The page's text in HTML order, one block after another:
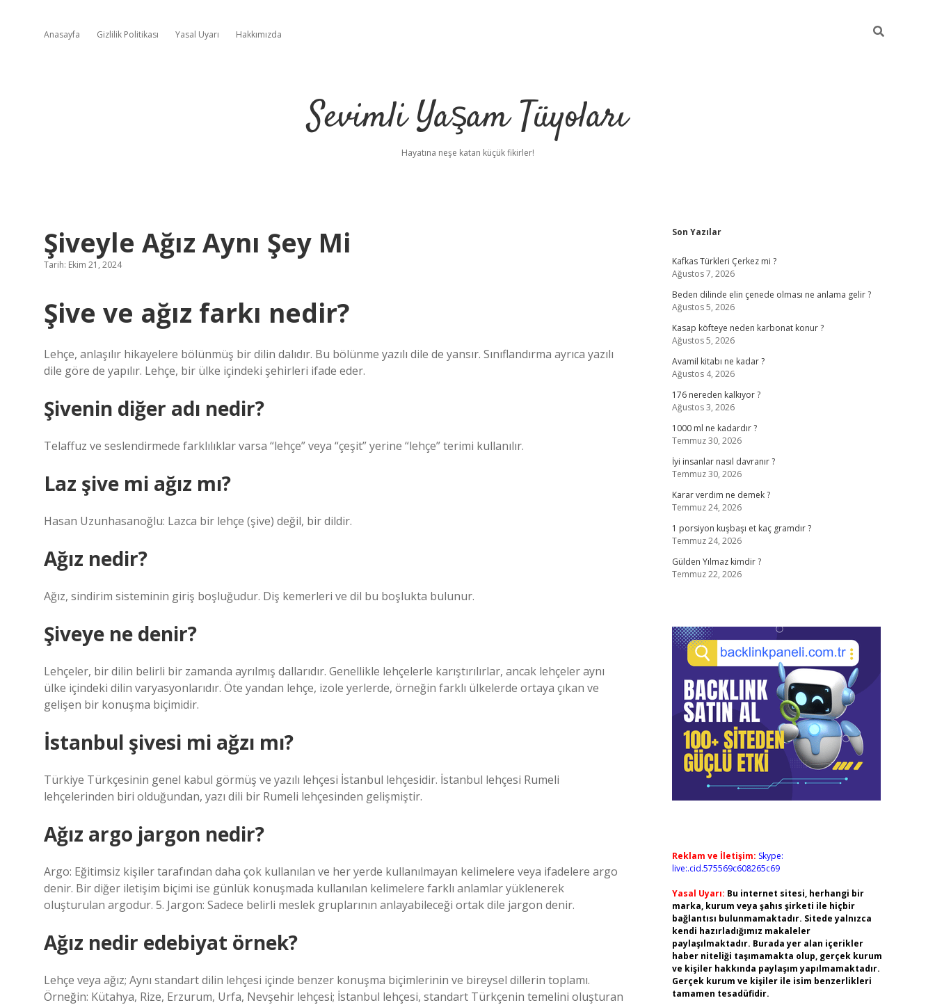
Anasayfa Gizlilik Politikası Yasal Uyarı Hakkımızda
Sevimli Yaşam Tüyoları
Hayatına neşe katan küçük fikirler!
Şiveyle Ağız Aynı Şey Mi
Tarih: Ekim 21, 2024
Şive ve ağız farkı nedir?
Lehçe, anlaşılır hikayelere bölünmüş bir dilin dalıdır. Bu bölünme yazılı dile de yansır. Sınıflandırma ayrıca yazılı
dile göre de yapılır. Lehçe, bir ülke içindeki şehirleri ifade eder.
Şivenin diğer adı nedir?
Telaffuz ve seslendirmede farklılıklar varsa “lehçe” veya “çeşit” yerine “lehçe” terimi kullanılır.
Laz şive mi ağız mı?
Hasan Uzunhasanoğlu: Lazca bir lehçe (şive) değil, bir dildir.
Ağız nedir?
Ağız, sindirim sisteminin giriş boşluğudur. Diş kemerleri ve dil bu boşlukta bulunur.
Şiveye ne denir?
Lehçeler, bir dilin belirli bir zamanda ayrılmış dallarıdır. Genellikle lehçelerle karıştırılırlar, ancak lehçeler aynı
ülke içindeki dilin varyasyonlarıdır. Öte yandan lehçe, izole yerlerde, örneğin farklı ülkelerde ortaya çıkan ve
gelişen bir konuşma biçimidir.
İstanbul şivesi mi ağzı mı?
Türkiye Türkçesinin genel kabul görmüş ve yazılı lehçesi İstanbul lehçesidir. İstanbul lehçesi Rumeli
lehçelerinden biri olduğundan, yazı dili bir Rumeli lehçesinden gelişmiştir.
Ağız argo jargon nedir?
Argo: Eğitimsiz kişiler tarafından daha çok kullanılan ve her yerde kullanılmayan kelimelere veya ifadelere argo
denir. Bir diğer iletişim biçimi ise günlük konuşmada kullanılan kelimelere farklı anlamlar yüklenerek
oluşturulan argodur. 5. Jargon: Sadece belirli meslek gruplarının anlayabileceği ortak dile jargon denir.
Ağız nedir edebiyat örnek?
Lehçe veya ağız; Aynı standart dilin lehçesi içinde benzer konuşma biçimlerinin ve bireysel dillerin toplamı.
Örneğin: Kütahya, Rize, Erzurum, Urfa, Nevşehir lehçesi; İstanbul lehçesi, standart Türkçenin temelini oluşturan
Sidebar
Son Yazılar
Kafkas Türkleri Çerkez mi ?
Ağustos 7, 2026
Beden dilinde elin çenede olması ne anlama gelir ?
Ağustos 5, 2026
Kasap köfteye neden karbonat konur ?
Ağustos 5, 2026
Avamil kitabı ne kadar ?
Ağustos 4, 2026
176 nereden kalkıyor ?
Ağustos 3, 2026
1000 ml ne kadardır ?
Temmuz 30, 2026
İyi insanlar nasıl davranır ?
Temmuz 30, 2026
Karar verdim ne demek ?
Temmuz 24, 2026
1 porsiyon kuşbaşı et kaç gramdır ?
Temmuz 24, 2026
Gülden Yılmaz kimdir ?
Temmuz 22, 2026
Reklam ve İletişim: Skype:
live:.cid.575569c608265c69
Yasal Uyarı: Bu internet sitesi, herhangi bir
marka, kurum veya şahıs şirketi ile hiçbir
bağlantısı bulunmamaktadır. Sitede yalnızca
kendi hazırladığımız makaleler
paylaşılmaktadır. Burada yer alan içerikler
haber niteliği taşımamakta olup, gerçek kurum
ve kişiler hakkında paylaşım yapılmamaktadır.
Gerçek kurum ve kişiler ile isim benzerlikleri
tamamen tesadüfidir.